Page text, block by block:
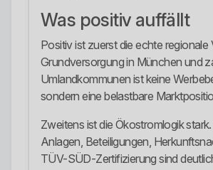
Was positiv auffällt
Positiv ist zuerst die echte regionale
Grundversorgung in München und
Umlandkommunen ist keine
sondern eine belastbare
Zweitens ist die Ökostromlogik
Anlagen, Beteiligungen,
TÜV-SÜD-Zertifizierung sind